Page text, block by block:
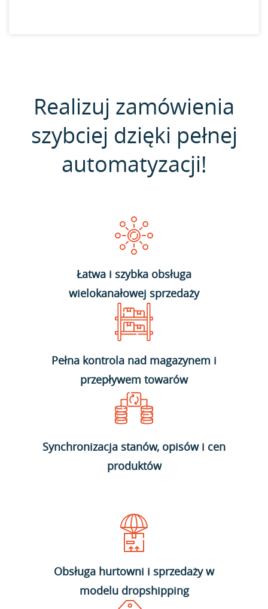
Realizuj zamówienia
szybciej dzięki pełnej
automatyzacji!
Łatwa i szybka obsługa
wielokanałowej sprzedaży
Pełna kontrola nad magazynem i
przepływem towarów
Synchronizacja stanów, opisów i cen
produktów
Obsługa hurtowni i sprzedaży w
modelu dropshipping